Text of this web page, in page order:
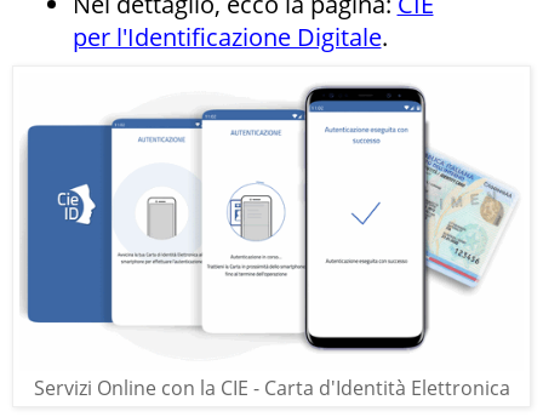
per l'Identificazione Digitale.
Servizi Online con la CIE - Carta d'Identità Elettronica